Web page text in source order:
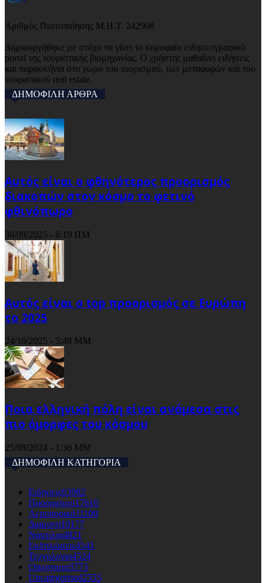
Αριθμός Πιστοποίησης Μ.Η.Τ. 242908
Δημιουργήθηκε με στόχο να γίνει το κορυφαίο ειδησεογραφικό
portal της τουριστικής βιομηχανίας. Ο χρήστης μαθαίνει ειδήσεις
και παρασκήνια στο χώρο του τουρισμού, των μεταφορών και του
τουριστικού real estate.
ΔΗΜΟΦΙΛΗ ΑΡΘΡΑ
Αυτός είναι ο φθηνότερος προορισμός
διακοπών στον κόσμο το φετινό
φθινόπωρο
30/09/2025 - 8:19 ΠΜ
Αυτός είναι ο top προορισμός σε Ευρώπη
το 2025
24/10/2025 - 5:48 ΜΜ
Ποια ελληνική πόλη είναι ανάμεσα στις
πιο όμορφες του κόσμου
25/08/2024 - 1:36 ΜΜ
ΔΗΜΟΦΙΛΗ ΚΑΤΗΓΟΡΙΑ
Ειδησεις63982
Προορισμοι17610
Αεροπορικά11100
Διαμονη10177
Ναυτιλια4821
Εκδηλώσεις4541
Τεχνολογια4524
Οικονομια3773
Uncategorised2555